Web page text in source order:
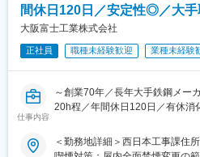
■入社後の教育体制：
入社後の2週間の導入研修をはじ
し、それぞれの役職や志向性に
■当社について：
『日本のガリバーから世界の
https://idom-inc.com/recruit/
ます。
・複数の統括拠点をマネジメン
・人材育成
・工場責任者として工場内外、社
【IDOMならではのポイント！】
（1）対応車種の広さ
間休日120日／安定性◎／大手
大阪富士工業株式会社
正社員 職種未経験歓迎 業種未経験
仕事内容
～創業70年／長年大手鉄鋼メー
20h程／年間休日120日／有休消
です★
＜勤務地詳細＞西日本工事課住